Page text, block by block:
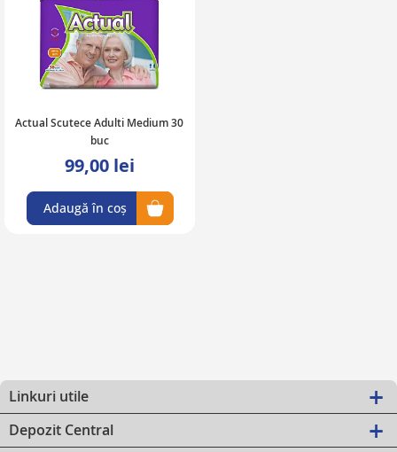
Actual Scutece Adulti Medium 30
buc
99,00 lei
Adaugă în coș
Linkuri utile
Depozit Central